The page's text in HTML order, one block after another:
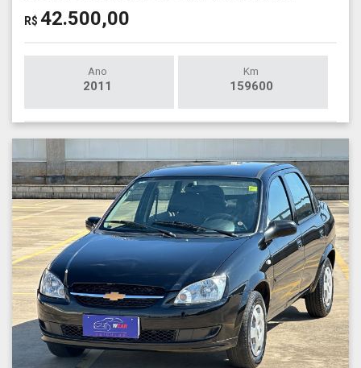
R$ 42.500,00
Ano
2011
Km
159600